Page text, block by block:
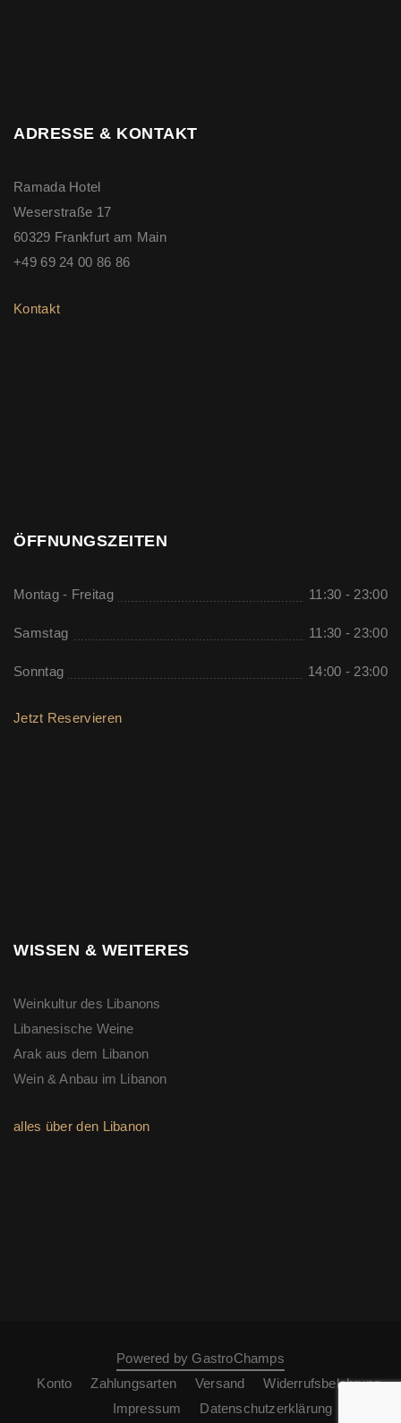
ADRESSE & KONTAKT
Ramada Hotel
Weserstraße 17
60329 Frankfurt am Main
+49 69 24 00 86 86
Kontakt
ÖFFNUNGSZEITEN
Montag - Freitag 11:30 - 23:00
Samstag 11:30 - 23:00
Sonntag 14:00 - 23:00
Jetzt Reservieren
WISSEN & WEITERES
Weinkultur des Libanons
Libanesische Weine
Arak aus dem Libanon
Wein & Anbau im Libanon
alles über den Libanon
Powered by GastroChamps
Konto
Zahlungsarten Versand
Widerrufsbelehrung
Impressum
Datenschutzerklärung